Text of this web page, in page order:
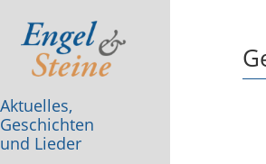
Aktuelles,
Geschichten
und Lieder